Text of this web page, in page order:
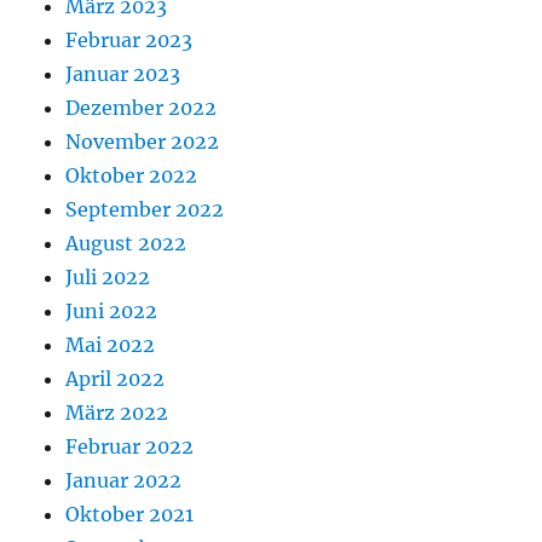
März 2023
Februar 2023
Januar 2023
Dezember 2022
November 2022
Oktober 2022
September 2022
August 2022
Juli 2022
Juni 2022
Mai 2022
April 2022
März 2022
Februar 2022
Januar 2022
Oktober 2021